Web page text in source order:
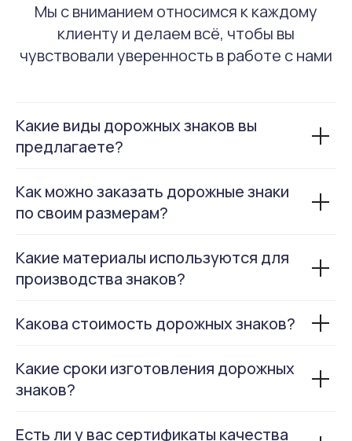
Мы с вниманием относимся к каждому
клиенту и делаем всё, чтобы вы
чувствовали уверенность в работе с нами
Какие виды дорожных знаков вы
предлагаете?
Как можно заказать дорожные знаки
по своим размерам?
Какие материалы используются для
производства знаков?
Какова стоимость дорожных знаков?
Какие сроки изготовления дорожных
знаков?
Есть ли у вас сертификаты качества
info@rusdorrf.ru
с 8.00 до 17.00 пн-пт всегда готовы ответить
Отправить
Нажимая кнопку «Отправить» вы даете согласие на
обработку персональных данных в соответствии с